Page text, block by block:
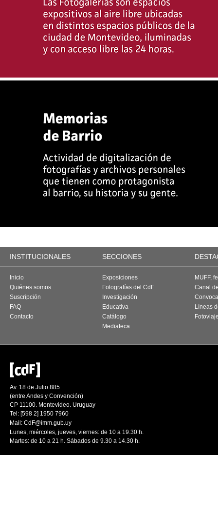
INSTITUCIONALES SECCIONES
Inicio
Quiénes somos
Suscripción
FAQ
Contacto
Exposiciones
Fotografías del CdF
Investigación
Educativa
Catálogo
Mediateca
MUFF,
Canal
Líneas
Av. 18 de Julio 885
(entre Andes y Convención)
CP 11100. Montevideo. Uruguay
Tel: [598 2] 1950 7960
Mail: CdF@imm.gub.uy
Lunes, miércoles, jueves, viernes: de 10 a 19.30 h.
Martes: de 10 a 21 h. Sábados de 9.30 a 14.30 h.